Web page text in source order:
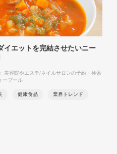
イエットを完結させたいニー
美容院やエステ/ネイルサロンの予約・検索
ープール
健康食品 業界トレンド